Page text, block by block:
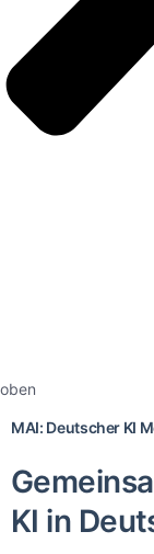
oben
MAI: Deutscher KI
KI in